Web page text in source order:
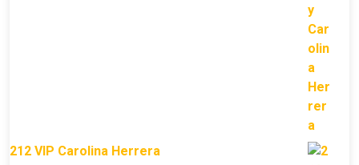
212 VIP Carolina Herrera